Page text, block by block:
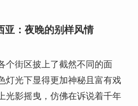
亚：夜晚的别样风情
个街区披上了截然不同的面
灯光下显得更加神秘且富有戏
光影摇曳，仿佛在诉说着千年